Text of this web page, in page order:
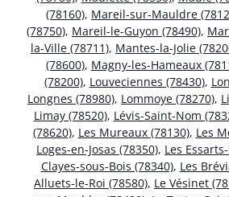
(78160), Mareil-sur-Mauldre
(78750), Mareil-le-Guyon (78490),
la-Ville (78711), Mantes-la-Jolie
(78600), Magny-les-Hameaux
(78200), Louveciennes (78430),
Longnes (78980), Lommoye (78270),
Limay (78520), Lévis-Saint-Nom
(78620), Les Mureaux (78130), Les
Loges-en-Josas (78350), Les
Clayes-sous-Bois (78340), Les
Alluets-le-Roi (78580), Le Vésinet